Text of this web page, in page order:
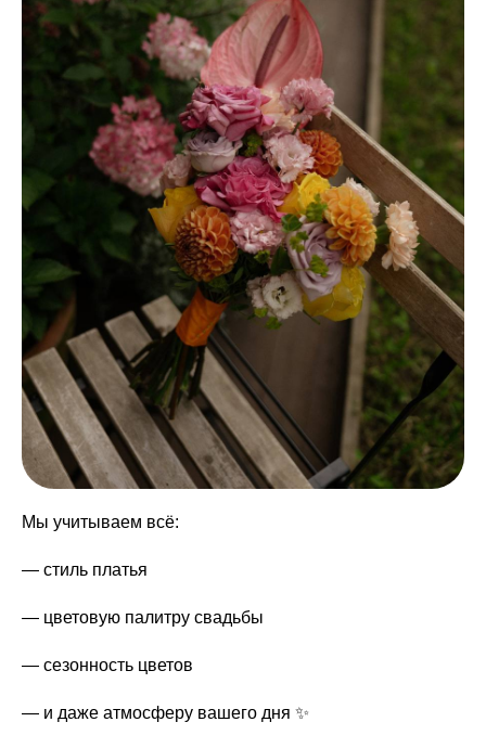
Мы учитываем всё:
— стиль платья
— цветовую палитру свадьбы
— сезонность цветов
— и даже атмосферу вашего дня ✨